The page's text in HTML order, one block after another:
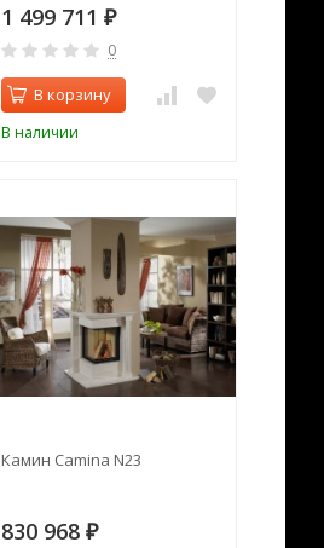
1 499 711₽
0
В корзину
В наличии
Камин Camina N23
830 968₽